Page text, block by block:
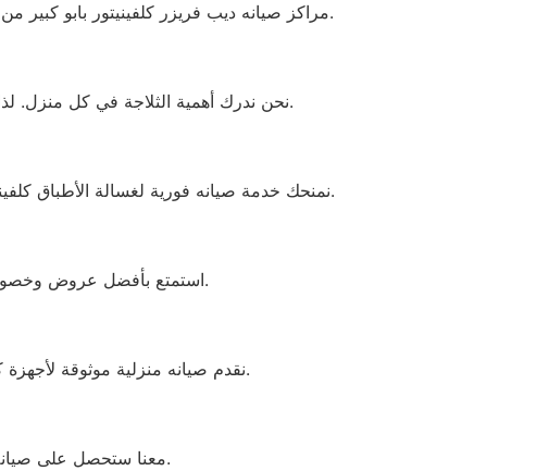
مراكز صيانه ديب فريزر كلفينيتور بابو كبير من أبرز المراكز المعروفة في مجال الصيانة. نقدم حلولاً موثوقة لجميع الأعطال باستخدام قطع الغيار الأصلية.
نحن ندرك أهمية الثلاجة في كل منزل. لذلك نقدم صيانة احترافية تشمل كل الأعطال، تحت إشراف مشرفي الجودة وخبراء الصيانة المعتمدين.
نمنحك خدمة صيانه فورية لغسالة الأطباق كلفينيتور ابو كبير. فريقنا ذو خبرة تفوق 10 سنوات، ويقوم بمعاينة الأعطال في المنزل دون الحاجة لنقل الجهاز.
استمتع بأفضل عروض وخصومات تكييفات كلفينيتور من 1.5 إلى 3 حصان. نقدم صيانة شاملة مع ضمان وقطع أصلية.
📞 01283377353 نقدم صيانه منزلية موثوقة لأجهزة كلفينيتور بجميع أنواعها، مع توافر جميع قطع الغيار الأصلية وضمان معتمد.
معنا ستحصل على صيانة عالية الجودة بأسعار مناسبة، مع متابعة مستمرة واستجابة فورية لأي طارئ فني.